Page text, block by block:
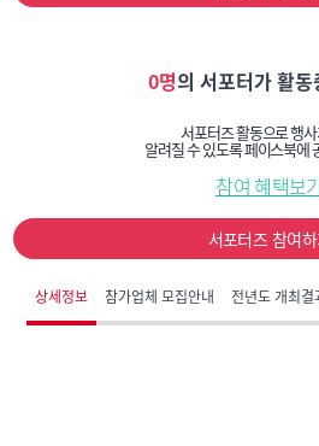
0명의 서포터가 활
서포터즈 활동으로 행
알려질 수 있도록 페이스북에
참여 혜택보
서포터즈 참여
상세정보 참가업체 모집안내 전년도 개최결